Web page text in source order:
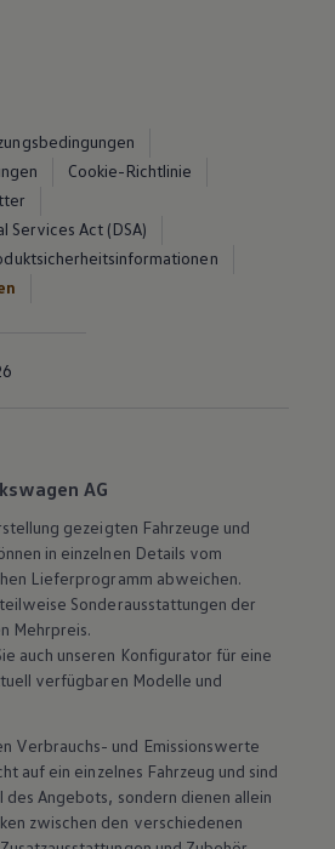
Cookie-Richtlinie
Services Act (DSA)
AG
gezeigten Fahrzeuge und
in einzelnen Details vom
Lieferprogramm abweichen.
Sonderausstattungen der
Mehrpreis.
auch unseren Konfigurator für eine
verfügbaren Modelle und
Verbrauchs- und Emissionswerte
auf ein einzelnes Fahrzeug und sind
Angebots, sondern dienen allein
zwischen den verschiedenen